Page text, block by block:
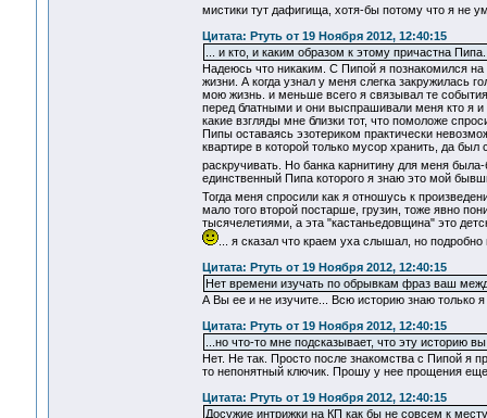
мистики тут дафигища, хотя-бы потому что я не
Цитата: Ртуть от 19 Ноября 2012, 12:40:15
... и кто, и каким образом к этому причастна Пипа.
Надеюсь что никаким. С Пипой я познакомился
жизни. А когда узнал у меня слегка закружилась
мою жизнь. и меньше всего я связывал те
перед блатными и они выспрашивали меня кто я
какие взгляды мне близки тот, что помоложе
Пипы оставаясь эзотериком практически
квартире в которой только мусор хранить, да был
раскручивать. Но банка карнитину для меня
единственный Пипа которого я знаю это мой
Тогда меня спросили как я отношусь к
мало того второй постарше, грузин, тоже явно
тысячелетиями, а эта "кастаньедовщина" это
... я сказал что краем уха слышал, но
Цитата: Ртуть от 19 Ноября 2012, 12:40:15
Нет времени изучать по обрывкам фраз ваш
А Вы ее и не изучите... Всю историю знаю только
Цитата: Ртуть от 19 Ноября 2012, 12:40:15
...но что-то мне подсказывает, что эту историю
Нет. Не так. Просто после знакомства с Пипой я
то непонятный ключик. Прошу у нее прощения
Цитата: Ртуть от 19 Ноября 2012, 12:40:15
Досужие интрижки на КП как бы не совсем к